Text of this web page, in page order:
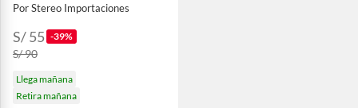
Por Stereo Importaciones
S/ 55 -39%
S/ 90
Llega mañana
Retira mañana